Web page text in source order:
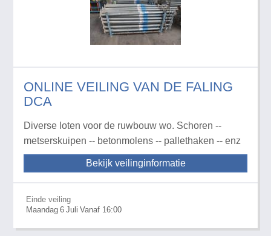
ONLINE VEILING VAN DE FALING
DCA
Diverse loten voor de ruwbouw wo. Schoren --
metserskuipen -- betonmolens -- pallethaken -- enz
Bekijk veilinginformatie
Einde veiling
Maandag 6 Juli Vanaf 16:00